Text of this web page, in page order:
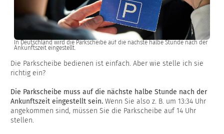
In Deutschland wird die Parkscheibe auf die nächste halbe Stunde nach der
Ankunftszeit eingestellt.
Die Parkscheibe bedienen ist einfach. Aber wie stelle ich sie
richtig ein?
Die Parkscheibe muss auf die nächste halbe Stunde nach der
Ankunftszeit eingestellt sein. Wenn Sie also z. B. um 13:34 Uhr
angekommen sind, müssen Sie die Parkscheibe auf 14 Uhr
stellen.